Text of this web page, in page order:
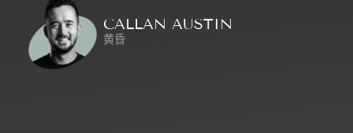
CALLAN AUSTIN
黄昏